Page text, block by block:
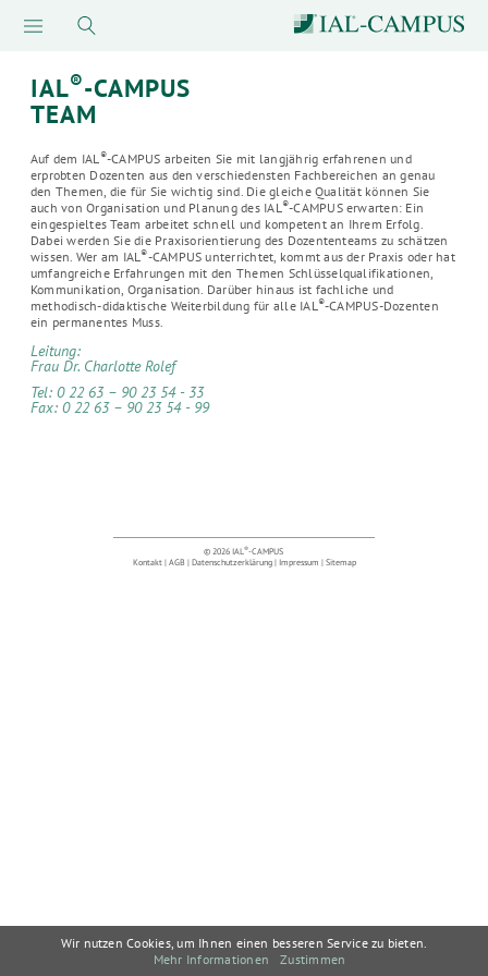
IAL®-CAMPUS
TEAM
Auf dem IAL®-CAMPUS arbeiten Sie mit langjährig erfahrenen und
erprobten Dozenten aus den verschiedensten Fachbereichen an genau
den Themen, die für Sie wichtig sind. Die gleiche Qualität können Sie
auch von Organisation und Planung des IAL®-CAMPUS erwarten: Ein
eingespieltes Team arbeitet schnell und kompetent an Ihrem Erfolg.
Dabei werden Sie die Praxisorientierung des Dozententeams zu schätzen
wissen. Wer am IAL®-CAMPUS unterrichtet, kommt aus der Praxis oder hat
umfangreiche Erfahrungen mit den Themen Schlüsselqualifikationen,
Kommunikation, Organisation. Darüber hinaus ist fachliche und
methodisch-didaktische Weiterbildung für alle IAL®-CAMPUS-Dozenten
ein permanentes Muss.
Leitung:
Frau Dr. Charlotte Rolef
Tel: 0 22 63 – 90 23 54 - 33
Fax: 0 22 63 – 90 23 54 - 99
© 2026 IAL ®-CAMPUS
Kontakt|AGB|Datenschutzerklärung|Impressum |Sitemap
Wir nutzen Cookies, um Ihnen einen besseren Service zu bieten.
Mehr Informationen
Zustimmen